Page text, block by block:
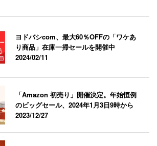
ヨドバシcom、最大60％OFFの「ワケあ
り商品」在庫一掃セールを開催中
2024/02/11
「Amazon 初売り」開催決定。年始恒例
のビッグセール、2024年1月3日9時から
2023/12/27